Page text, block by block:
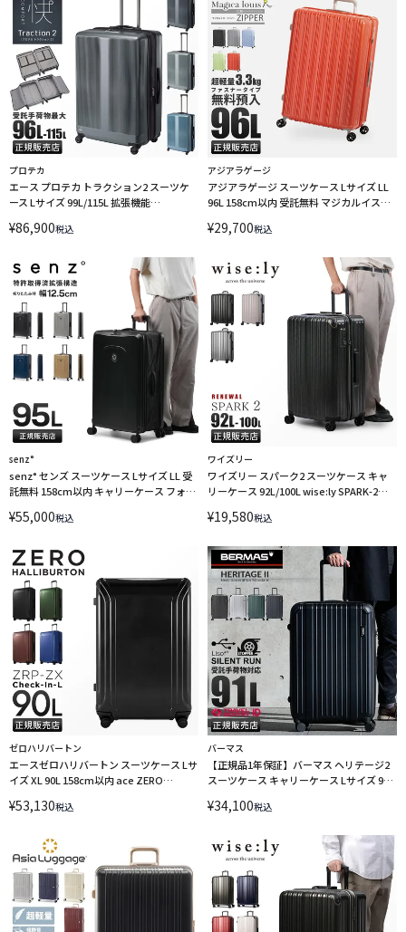
プロテカ
エース プロテカ トラクション2 スーツケ
ース Lサイズ 99L/115L 拡張機能
¥86,900税込
アジアラゲージ
アジアラゲージ スーツケース Lサイズ LL
96L 158cm以内 受託無料 マジカルイス
6688-28 キャリーケース LINECPN
¥29,700税込
senz°
senz° センズ スーツケース Lサイズ LL 受
託無料 158cm以内 キャリーケース フォー
り】
¥55,000税込
ワイズリー
ワイズリー スパーク2 スーツケース キャ
リーケース 92L/100L wise:ly SPARK-2
¥19,580税込
ゼロハリバートン
エースゼロハリバートン スーツケース Lサ
イズ XL 90L 158cm以内 ace ZERO
¥53,130税込
バーマス
【正規品1年保証】バーマス ヘリテージ2
スーツケース キャリーケース Lサイズ 91L
ート BERMAS HERITAGE2 60532 LINECPN
¥34,100税込